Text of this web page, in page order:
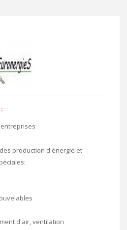
production d'énergie et
d'air, ventilation